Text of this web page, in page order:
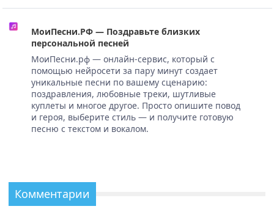
МоиПесни.РФ — Поздравьте близких
персональной песней
МоиПесни.рф — онлайн-сервис, который с
помощью нейросети за пару минут создает
уникальные песни по вашему сценарию:
поздравления, любовные треки, шутливые
куплеты и многое другое. Просто опишите повод
и героя, выберите стиль — и получите готовую
песню с текстом и вокалом.
Комментарии